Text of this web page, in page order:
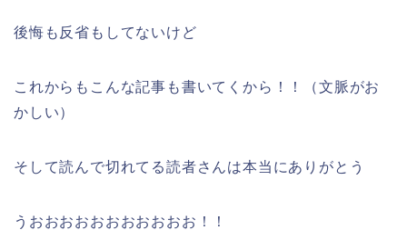
後悔も反省もしてないけど
これからもこんな記事も書いてくから！！（文脈がお
かしい）
そして読んで切れてる読者さんは本当にありがとう
うおおおおおおおおおおお！！